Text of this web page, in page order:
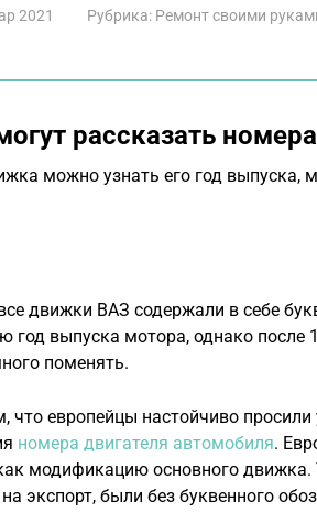
2021 Рубрика: Ремонт своими
рассказать
можно узнать его год выпуска,
движки ВАЗ содержали в себе
выпуска мотора, однако после
поменять.
что европейцы настойчиво
номера двигателя автомобиля.
модификацию основного
экспорт, были без буквенного